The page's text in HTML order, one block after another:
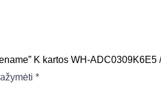
K kartos WH-ADC0309K6E5
*